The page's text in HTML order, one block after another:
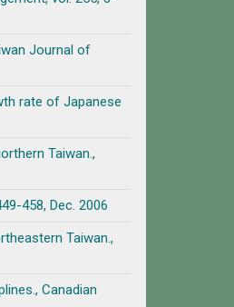
Journal of
rate of Japanese
Taiwan.,
458, Dec. 2006
Taiwan.,
Canadian